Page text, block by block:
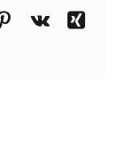
Pinterest
Vk
Xing